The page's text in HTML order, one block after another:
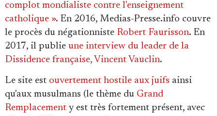
complot mondialiste contre l'enseignement
catholique ». En 2016, Medias-Presse.info couvre
le procès du négationniste Robert Faurisson. En
2017, il publie une interview du leader de la
Dissidence française, Vincent Vauclin.
Le site est ouvertement hostile aux juifs ainsi
qu'aux musulmans (le thème du Grand
Remplacement y est très fortement présent, avec